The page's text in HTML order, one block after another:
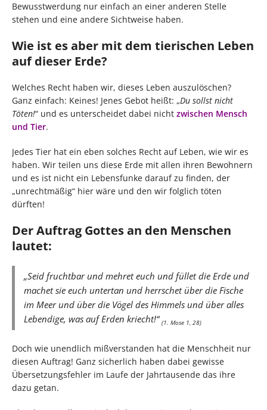
Bewusstwerdung nur einfach an einer anderen Stelle
stehen und eine andere Sichtweise haben.
Wie ist es aber mit dem tierischen Leben
auf dieser Erde?
Welches Recht haben wir, dieses Leben auszulöschen?
Ganz einfach: Keines! Jenes Gebot heißt: „Du sollst nicht
Töten!“ und es unterscheidet dabei nicht zwischen Mensch
und Tier.
Jedes Tier hat ein eben solches Recht auf Leben, wie wir es
haben. Wir teilen uns diese Erde mit allen ihren Bewohnern
und es ist nicht ein Lebensfunke darauf zu finden, der
„unrechtmäßig“ hier wäre und den wir folglich töten
dürften!
Der Auftrag Gottes an den Menschen
lautet:
„Seid fruchtbar und mehret euch und füllet die Erde und
machet sie euch untertan und herrschet über die Fische
im Meer und über die Vögel des Himmels und über alles
Lebendige, was auf Erden kriecht!“(1. Mose 1, 28)
Doch wie unendlich mißverstanden hat die Menschheit nur
diesen Auftrag! Ganz sicherlich haben dabei gewisse
Übersetzungsfehler im Laufe der Jahrtausende das ihre
dazu getan.